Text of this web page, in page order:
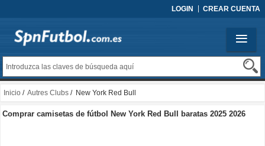
LOGIN CREAR CUENTA
Inicio / Autres Clubs / New York Red Bull
Comprar camisetas de fútbol New York Red Bull baratas 2025 2026